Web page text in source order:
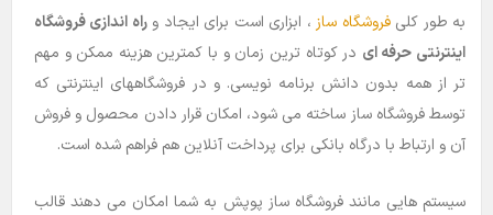
به طور کلیفروشگاه ساز ، ابزاری است برای ایجاد وراه اندازی فروشگاه
اینترنتی حرفه ای در کوتاه ترین زمان و با کمترین هزینه ممکن و مهم
تر از همه بدون دانش برنامه نویسی. و در فروشگاههای اینترنتی که
توسط فروشگاه ساز ساخته می شود، امکان قرار دادن محصول و فروش
آن و ارتباط با درگاه بانکی برای پرداخت آنلاین هم فراهم شده است.
سیستم هایی مانند فروشگاه ساز پوپش به شما امکان می دهند قالب